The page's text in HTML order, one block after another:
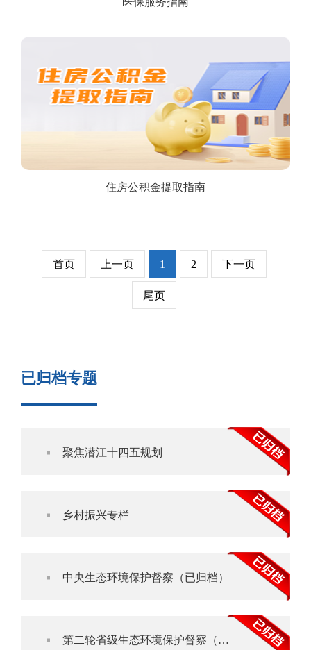
住房公积金提取指南
首页 上一页 1 2 下一页
尾页
已归档专题
聚焦潜江十四五规划
乡村振兴专栏
中央生态环境保护督察（已归档）
第二轮省级生态环境保护督察（已归档）